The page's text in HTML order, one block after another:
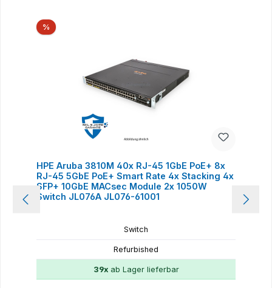
%Rabatt
HPE Aruba 3810M 40x RJ-45 1GbE PoE+ 8x
RJ-45 5GbE PoE+ Smart Rate 4x Stacking 4x
SFP+ 10GbE MACsec Module 2x 1050W
Switch JL076A JL076-61001
Switch
Refurbished
39xab Lager lieferbar